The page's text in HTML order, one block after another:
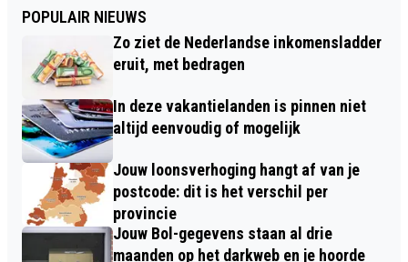
POPULAIR NIEUWS
Zo ziet de Nederlandse inkomensladder
eruit, met bedragen
In deze vakantielanden is pinnen niet
altijd eenvoudig of mogelijk
Jouw loonsverhoging hangt af van je
postcode: dit is het verschil per
provincie
Jouw Bol-gegevens staan al drie
maanden op het darkweb en je hoorde